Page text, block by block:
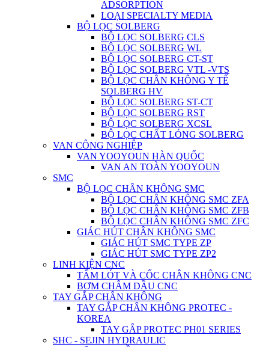
ADSORPTION
LOẠI SPECIALTY MEDIA
BỘ LỌC SOLBERG
BỘ LỌC SOLBERG CLS
BỘ LỌC SOLBERG WL
BỘ LỌC SOLBERG CT-ST
BỘ LỌC SOLBERG VTL -VTS
BỘ LỌC CHÂN KHÔNG Y TẾ
SOLBERG HV
BỘ LỌC SOLBERG ST-CT
BỘ LỌC SOLBERG RST
BỘ LỌC SOLBERG XCSL
BỘ LỌC CHẤT LỎNG SOLBERG
VAN CÔNG NGHIỆP
VAN YOOYOUN HÀN QUỐC
VAN AN TOÀN YOOYOUN
SMC
BỘ LỌC CHÂN KHÔNG SMC
BỘ LỌC CHÂN KHÔNG SMC ZFA
BỘ LỌC CHÂN KHÔNG SMC ZFB
BỘ LỌC CHÂN KHÔNG SMC ZFC
GIÁC HÚT CHÂN KHÔNG SMC
GIÁC HÚT SMC TYPE ZP
GIÁC HÚT SMC TYPE ZP2
LINH KIỆN CNC
TẤM LÓT VÀ CỐC CHÂN KHÔNG CNC
BƠM CHÂM DẦU CNC
TAY GẮP CHÂN KHÔNG
TAY GẮP CHÂN KHÔNG PROTEC -
KOREA
TAY GẮP PROTEC PH01 SERIES
SHC - SEJIN HYDRAULIC